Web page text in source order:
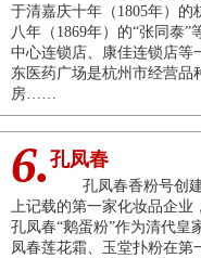
于清嘉庆十年（1805年）的
八年（1869年）的“张同泰”
中心连锁店、康佳连锁店等
东医药广场是杭州市经营品
房……
6. 孔凤春
孔凤春香粉号创建
上记载的第一家化妆品企业
孔凤春“鹅蛋粉”作为清代皇
凤春莲花霜、玉堂扑粉在